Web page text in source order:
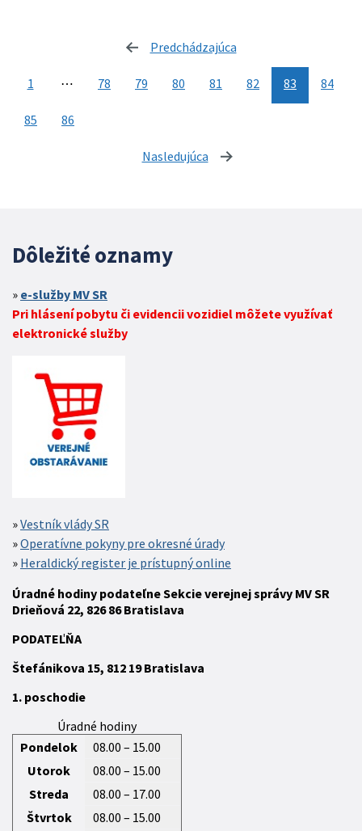
Predchádzajúca
1 ⋯ 78 79 80 81 82 83 84
85 86
Nasledujúca stránka
Dôležité oznamy
e-služby MV SR
Pri hlásení pobytu či evidencii vozidiel môžete využívať
elektronické služby
Vestník vlády SR
Operatívne pokyny pre okresné úrady
Heraldický register je prístupný online
Úradné hodiny podateľne Sekcie verejnej správy MV SR
Drieňová 22, 826 86 Bratislava
PODATEĽŇA
Štefánikova 15, 812 19Bratislava
1. poschodie
Úradné hodiny
Pondelok
08.00 – 15.00
Utorok
08.00 – 15.00
Streda
08.00 – 17.00
Štvrtok
08.00 – 15.00